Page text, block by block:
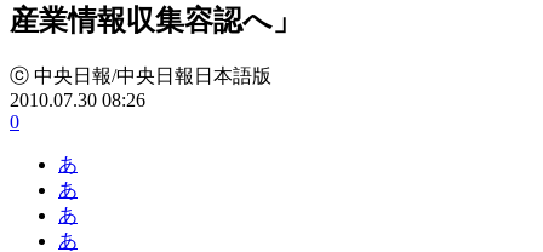
産業情報収集容認へ」
ⓒ 中央日報/中央日報日本語版
2010.07.30 08:26
0
あ
あ
あ
あ